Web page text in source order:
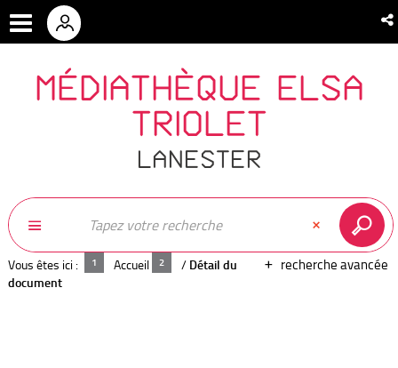
MÉDIATHÈQUE ELSA
TRIOLET
LANESTER
recherche avancée
Vous êtes ici : Accueil / Détail du
document